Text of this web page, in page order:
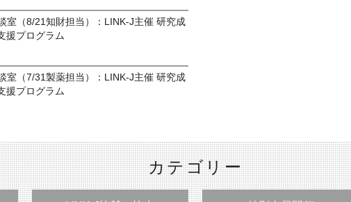
室（8/21知財担当）：LINK-J主催 研究成
援プログラム
室（7/31製薬担当）：LINK-J主催 研究成
援プログラム
カテゴリー